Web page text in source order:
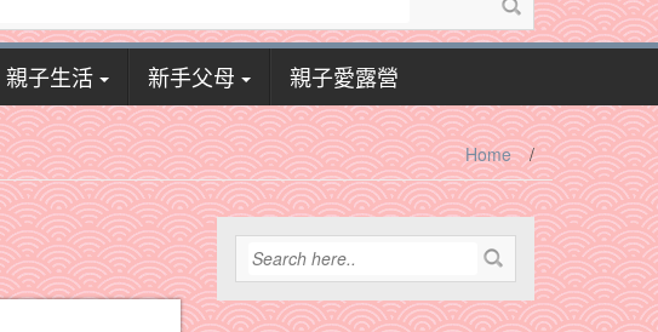
親子生活 新手父母 親子愛露營
Home /